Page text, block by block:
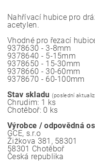
Nahřívací hubice pro
acetylen.
Vhodné pro řezací
9378630 - 3-8mm
9378640 - 5-15mm
9378650 - 15-30mm
9378660 - 30-60mm
9378670 - 60-100mm
Stav skladu (poslední
Chrudim: 1 ks
Chotěboř: 0 ks
Výrobce / odpovědná
GCE, s.r.o
Žižkova 381, 58301
58301 Chotěboř
Česká republika